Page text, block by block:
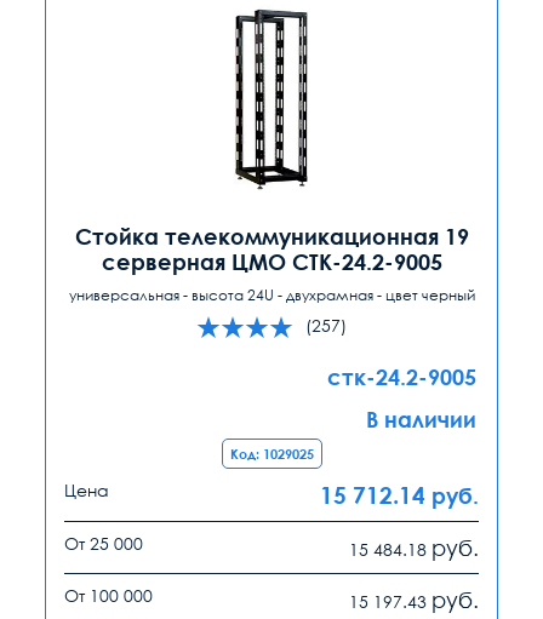
Стойка телекоммуникационная 19
серверная ЦМО СТК-24.2-9005
универсальная - высота 24U - двухрамная - цвет черный
(257)
стк-24.2-9005
В наличии
Код: 1029025
Цена 15 712.14 руб.
От 25 000 15 484.18 руб.
От 100 000 15 197.43 руб.